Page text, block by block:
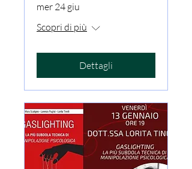
mer 24 giu
Scopri di più
Dettagli